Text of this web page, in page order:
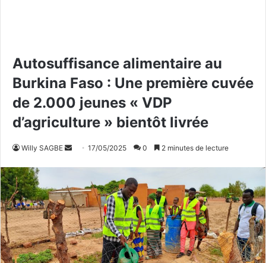
Autosuffisance alimentaire au
Burkina Faso : Une première cuvée
de 2.000 jeunes « VDP
d’agriculture » bientôt livrée
Willy SAGBE
o
y
e
r
u
17/05/2025 0 2 minutes de lecture